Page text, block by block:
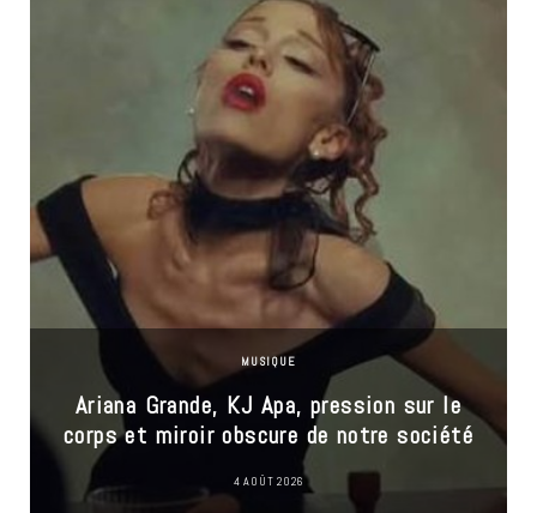
MUSIQUE
Ariana Grande, KJ Apa, pression sur le
corps et miroir obscure de notre société
4 AOÛT 2026